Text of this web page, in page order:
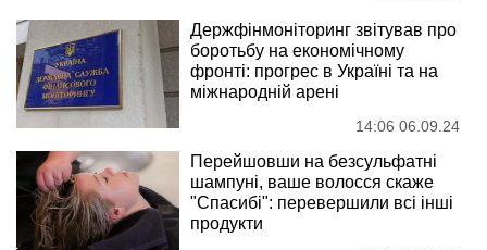
Держфінмоніторинг звітував про
боротьбу на економічному
фронті: прогрес в Україні та на
міжнародній арені
14:06 06.09.24
Перейшовши на безсульфатні
шампуні, ваше волосся скаже
"Спасибі": перевершили всі інші
продукти